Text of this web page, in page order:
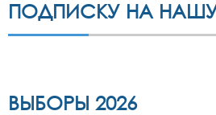
ПОДПИСКУ НА НАШУ
ВЫБОРЫ 2026